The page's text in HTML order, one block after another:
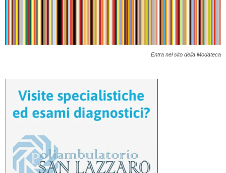
Entra nel sito della Modateca